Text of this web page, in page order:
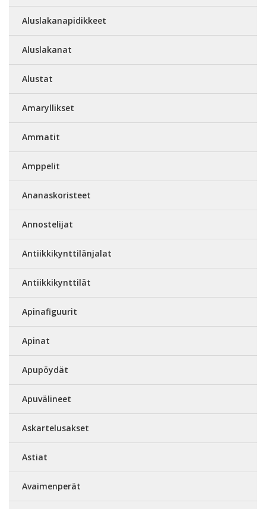
Aluslakanapidikkeet
Aluslakanat
Alustat
Amaryllikset
Ammatit
Amppelit
Ananaskoristeet
Annostelijat
Antiikkikynttilänjalat
Antiikkikynttilät
Apinafiguurit
Apinat
Apupöydät
Apuvälineet
Askartelusakset
Astiat
Avaimenperät